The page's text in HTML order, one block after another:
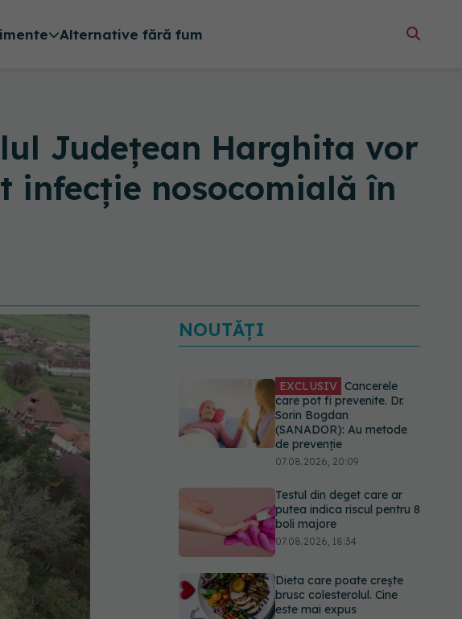
Alternative fără fum
Județean Harghita vor
infecție nosocomială în
NOUTĂȚI
EXCLUSIV Cancerele
care pot fi prevenite. Dr.
Sorin Bogdan
(SANADOR): Au metode
de prevenție
07.08.2026, 20:09
Testul din deget care ar
putea indica riscul pentru 8
boli majore
07.08.2026, 18:34
Dieta care poate crește
brusc colesterolul. Cine
este mai expus